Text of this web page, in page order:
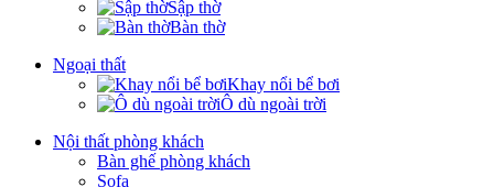
Sập thờ
Bàn thờ
Ngoại thất
Khay nổi bể bơi
Ô dù ngoài trời
Nội thất phòng khách
Bàn ghế phòng khách
Sofa